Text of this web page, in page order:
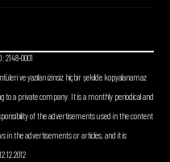
2148-0001
ve yazıları izinsiz hiçbir şekilde kopyalanamaz
to a private company. It is a monthly periodical and
of the advertisements used in the content
in the advertisements or articles, and it is